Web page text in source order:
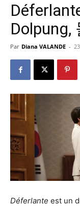
Dolpung,
Par Diana VALANDE -
Déferlante est un